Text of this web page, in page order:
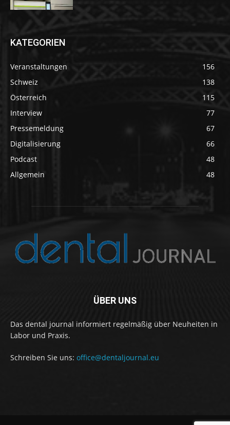
KATEGORIEN
Veranstaltungen
156
Schweiz
138
Österreich
115
Interview
77
Pressemeldung
67
Digitalisierung
66
Podcast
48
Allgemein
48
ÜBER UNS
Das dental journal informiert regelmäßig über Neuheiten in
Labor und Praxis.
Schreiben Sie uns: office@dentaljournal.eu